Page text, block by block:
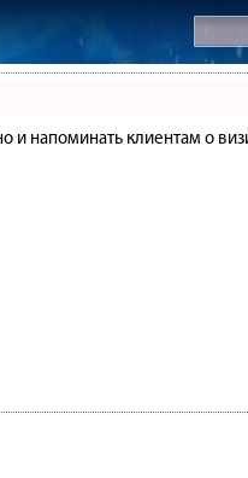
и напоминать клиентам о